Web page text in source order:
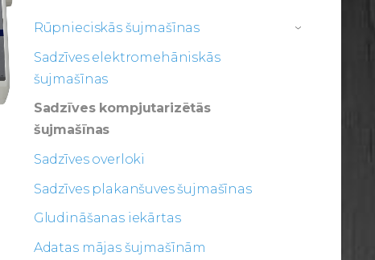
Rūpnieciskās šujmašīnas ›
Sadzīves elektromehāniskās
šujmašīnas
Sadzīves kompjutarizētās
šujmašīnas
Sadzīves overloki
Sadzīves plakanšuves šujmašīnas
Gludināšanas iekārtas
Adatas mājas šujmašīnām